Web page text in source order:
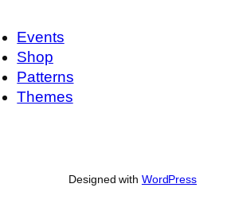
Events
Shop
Patterns
Themes
Designed with WordPress